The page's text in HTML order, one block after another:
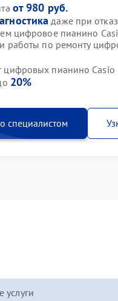
от 980 руб.
даже при
цифровое пианино
работы по ремонту
пианино Casio
20%
специалистом
услуги